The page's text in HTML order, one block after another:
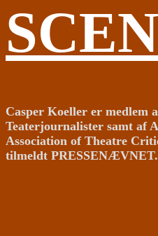
Casper Koeller er medlem
Teaterjournalister samt af
Association of Theatre
tilmeldt PRESSENÆVNET.